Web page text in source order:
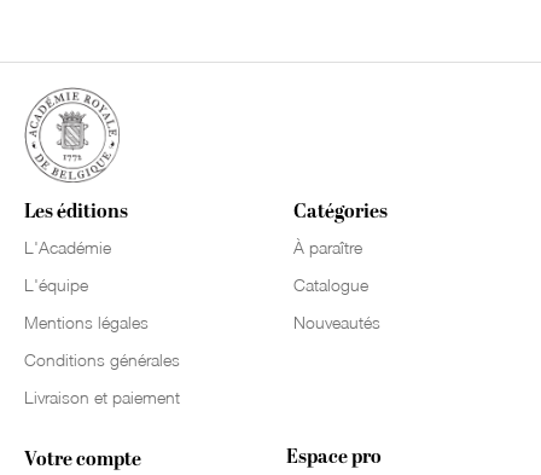
Les éditions
L'Académie
L'équipe
Mentions légales
Conditions générales
Livraison et paiement
Catégories
À paraître
Catalogue
Nouveautés
Votre compte Espace pro